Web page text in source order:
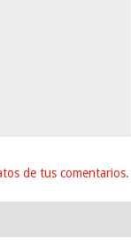
de tus comentarios.